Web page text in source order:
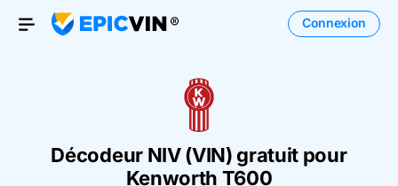
Open Menu
Connexion
Décodeur NIV (VIN) gratuit pour
Kenworth T600